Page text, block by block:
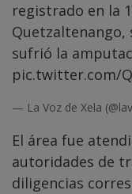
registrado en la
Quetzaltenango,
sufrió la
pic.twitter.com/
— La Voz de Xela
El área fue
autoridades de
diligencias